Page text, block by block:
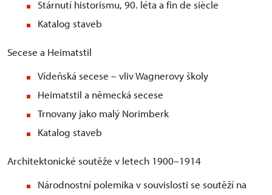
Stárnutí historismu, 90. léta a fin de siècle
Katalog staveb
Secese a Heimatstil
Vídeňská secese – vliv Wagnerovy školy
Heimatstil a německá secese
Trnovany jako malý Norimberk
Katalog staveb
Architektonické soutěže v letech 1900–1914
Národnostní polemika v souvislosti se soutěží na